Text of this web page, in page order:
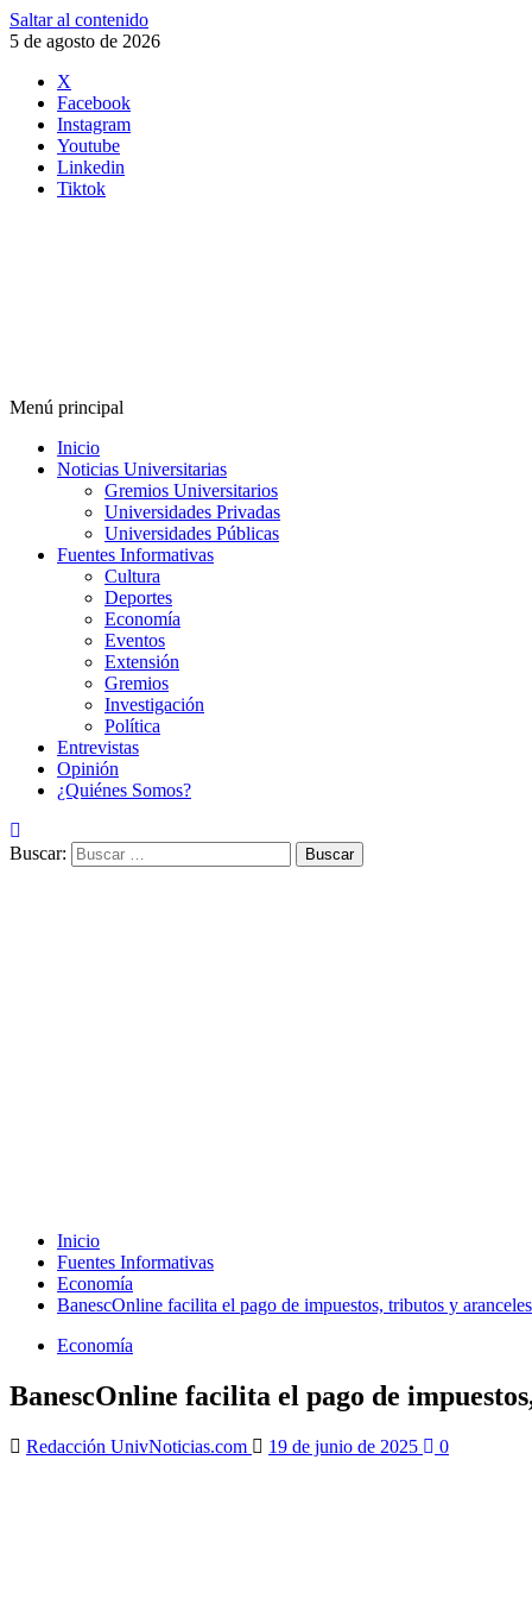
Saltar al contenido
5 de agosto de 2026
X
Facebook
Instagram
Youtube
Linkedin
Tiktok
Menú principal
Inicio
Noticias Universitarias
Gremios Universitarios
Universidades Privadas
Universidades Públicas
Fuentes Informativas
Cultura
Deportes
Economía
Eventos
Extensión
Gremios
Investigación
Política
Entrevistas
Opinión
¿Quiénes Somos?
Buscar:
Inicio
Fuentes Informativas
Economía
BanescOnline facilita el pago de impuestos, tributos y aranceles
Economía
BanescOnline facilita el pago de
Redacción UnivNoticias.com 19 de junio de 2025 0